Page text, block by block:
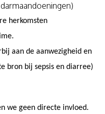
herkomsten
aan de aanwezigheid en
bron bij sepsis en diarree)
we geen directe invloed.